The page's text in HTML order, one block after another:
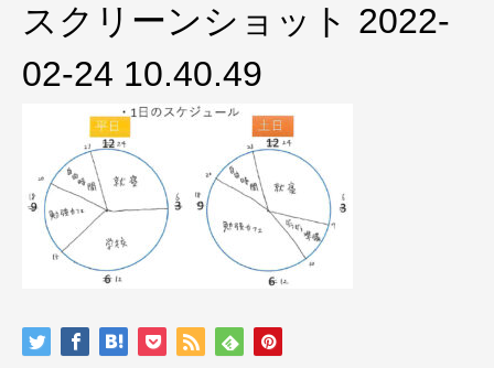
スクリーンショット 2022-
02-24 10.40.49